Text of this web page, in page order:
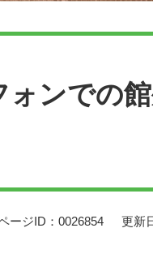
ォンでの
ージID：0026854 更新